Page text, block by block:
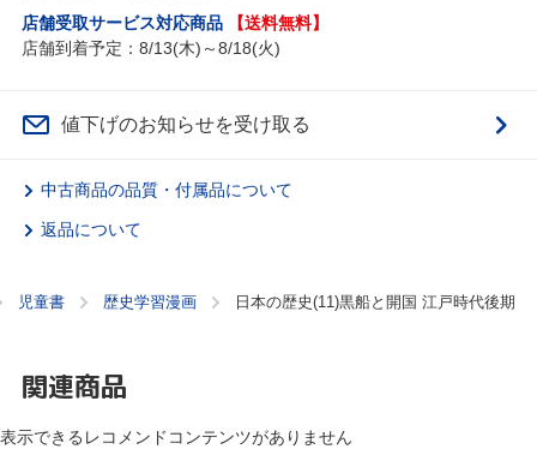
店舗受取サービス対応商品
【送料無料】
店舗到着予定：8/13(木)～8/18(火)
値下げのお知らせを受け取る
中古商品の品質・付属品について
返品について
児童書 歴史学習漫画 日本の歴史(11)黒船と開国 江戸時代後期
関連商品
表示できるレコメンドコンテンツがありません